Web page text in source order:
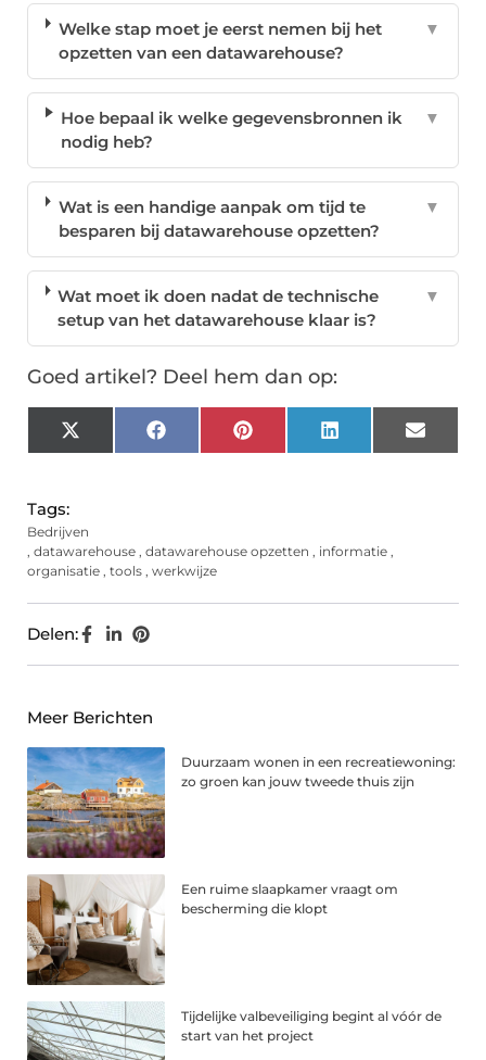
Welke stap moet je eerst nemen bij het
opzetten van een datawarehouse?
▼
Hoe bepaal ik welke gegevensbronnen ik
nodig heb?
▼
Wat is een handige aanpak om tijd te
besparen bij datawarehouse opzetten?
▼
Wat moet ik doen nadat de technische
setup van het datawarehouse klaar is?
▼
Goed artikel? Deel hem dan op:
X
(Twitter)
FacebookPinterest LinkedIn Email
Tags:
Bedrijven
, datawarehouse , datawarehouse opzetten , informatie ,
organisatie , tools , werkwijze
Delen:
Meer Berichten
Duurzaam wonen in een recreatiewoning:
zo groen kan jouw tweede thuis zijn
Een ruime slaapkamer vraagt om
bescherming die klopt
Tijdelijke valbeveiliging begint al vóór de
start van het project